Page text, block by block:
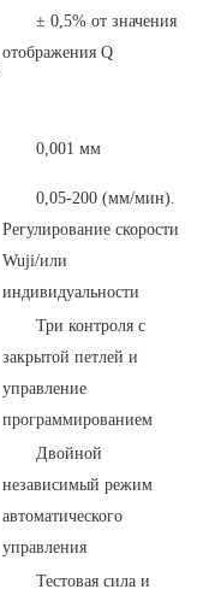
± 0,5% от значения
отображения Q
0,001 мм
0,05-200 (мм/мин).
Регулирование скорости
Wuji/или
индивидуальности
Три контроля с
закрытой петлей и
управление
программированием
Двойной
независимый режим
автоматического
управления
Тестовая сила и